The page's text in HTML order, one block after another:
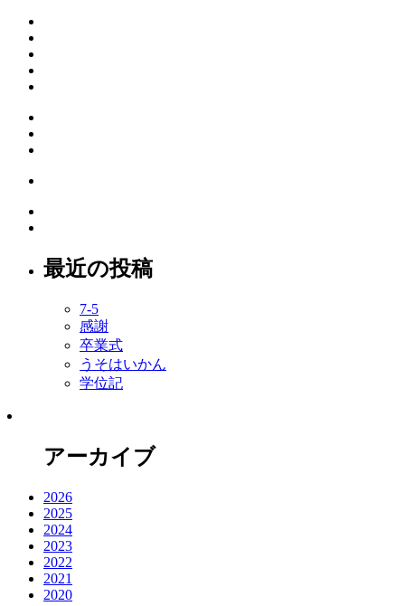
最近の投稿
7-5
感謝
卒業式
うそはいかん
学位記
アーカイブ
2026
2025
2024
2023
2022
2021
2020